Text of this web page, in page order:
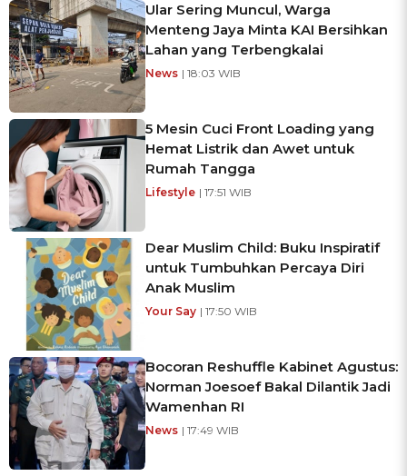
Ular Sering Muncul, Warga
Menteng Jaya Minta KAI Bersihkan
Lahan yang Terbengkalai
News | 18:03 WIB
5 Mesin Cuci Front Loading yang
Hemat Listrik dan Awet untuk
Rumah Tangga
Lifestyle | 17:51 WIB
Dear Muslim Child: Buku Inspiratif
untuk Tumbuhkan Percaya Diri
Anak Muslim
Your Say | 17:50 WIB
Bocoran Reshuffle Kabinet Agustus:
Norman Joesoef Bakal Dilantik Jadi
Wamenhan RI
News | 17:49 WIB